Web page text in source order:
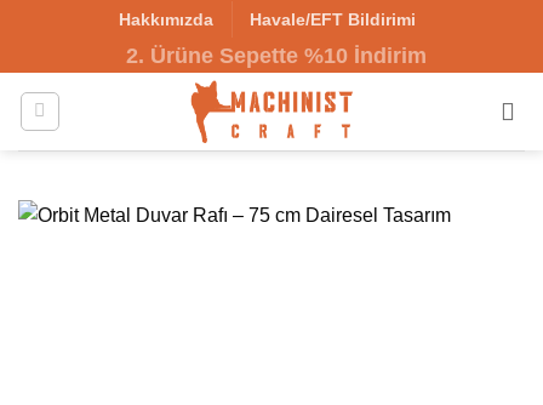
Hakkımızda Havale/EFT Bildirimi
2. Ürüne Sepette %10 İndirim